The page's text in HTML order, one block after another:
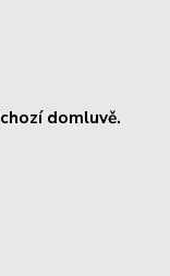
domluvě.